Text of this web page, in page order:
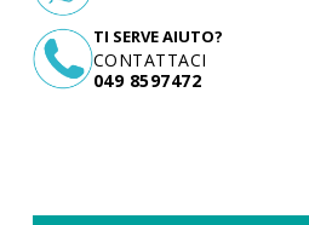
TI SERVE AIUTO?
CONTATTACI
049 8597472